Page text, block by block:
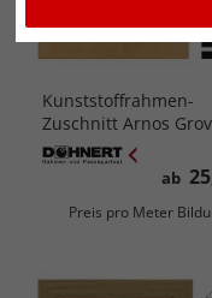
Kunststoffrahmen-
Zuschnitt Arnos
ab
Preis pro Meter